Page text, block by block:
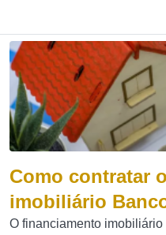
Como contratar
imobiliário
O financiamento